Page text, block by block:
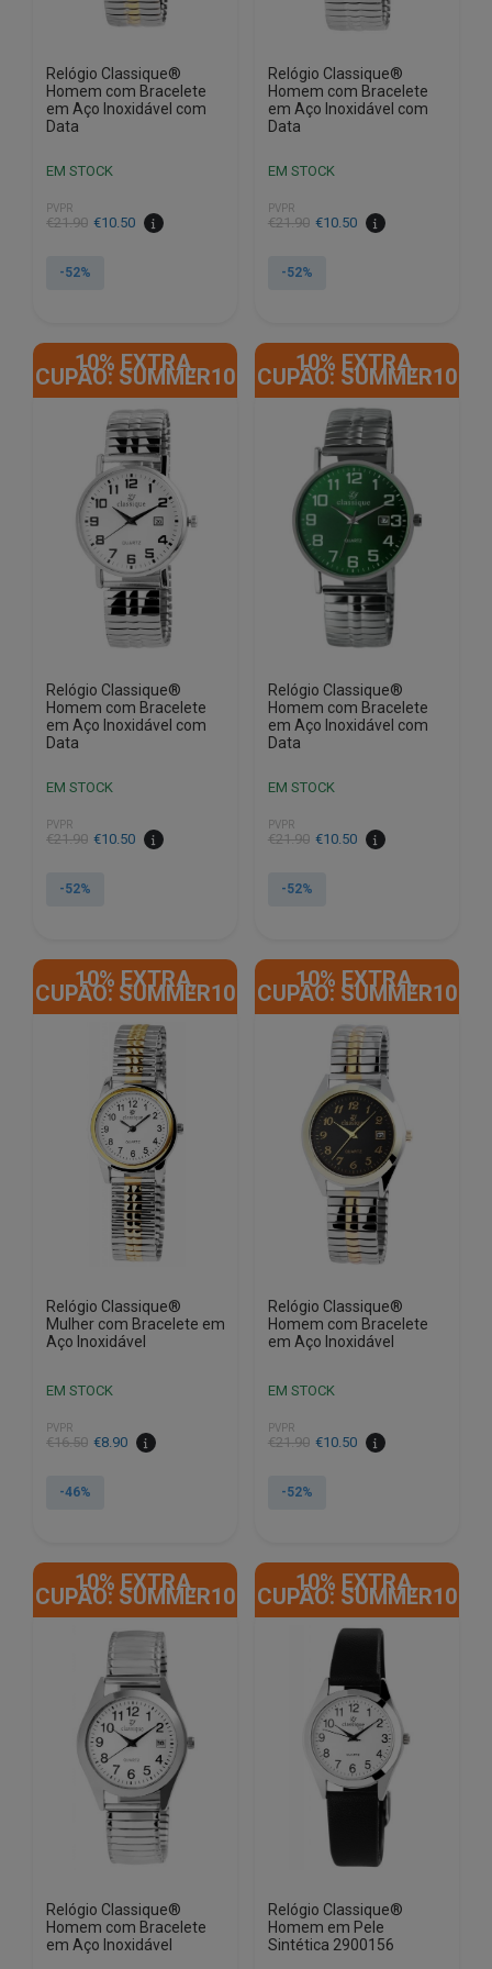
Relógio Classique®
Homem com Bracelete
em Aço Inoxidável com
Data
EM STOCK
PVPR
€21.90
O
original
€10.50
O
atual
-52%
Relógio Classique®
Homem com Bracelete
em Aço Inoxidável com
Data
EM STOCK
PVPR
€21.90
O
original
€10.50
O
atual
-52%
10% EXTRA,
CUPÃO: SUMMER10
Relógio Classique®
Homem com Bracelete
em Aço Inoxidável com
Data
EM STOCK
PVPR
€21.90
O
original
€10.50
O
atual
-52%
10% EXTRA,
CUPÃO: SUMMER10
Relógio Classique®
Homem com Bracelete
em Aço Inoxidável com
Data
EM STOCK
PVPR
€21.90
O
original
€10.50
O
atual
-52%
10% EXTRA,
CUPÃO: SUMMER10
Relógio Classique®
Mulher com Bracelete em
Aço Inoxidável
EM STOCK
PVPR
€16.50
O
original
€8.90
O
atual
-46%
10% EXTRA,
CUPÃO: SUMMER10
Relógio Classique®
Homem com Bracelete
em Aço Inoxidável
EM STOCK
PVPR
€21.90
O
original
€10.50
O
atual
-52%
10% EXTRA,
CUPÃO: SUMMER10
Relógio Classique®
Homem com Bracelete
em Aço Inoxidável
10% EXTRA,
CUPÃO: SUMMER10
Relógio Classique®
Homem em Pele
Sintética 2900156